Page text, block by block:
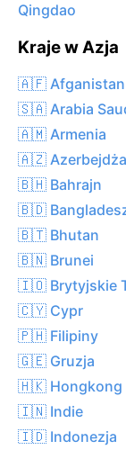
Qingdao
Kraje w Azja
🇦🇫 Afganistan
🇸🇦 Arabia
🇦🇲 Armenia
🇦🇿
🇧🇭 Bahrajn
🇧🇩
🇧🇹 Bhutan
🇧🇳 Brunei
🇮🇴 Brytyjskie
🇨🇾 Cypr
🇵🇭 Filipiny
🇬🇪 Gruzja
🇭🇰 Hongkong
🇮🇳 Indie
🇮🇩 Indonezja